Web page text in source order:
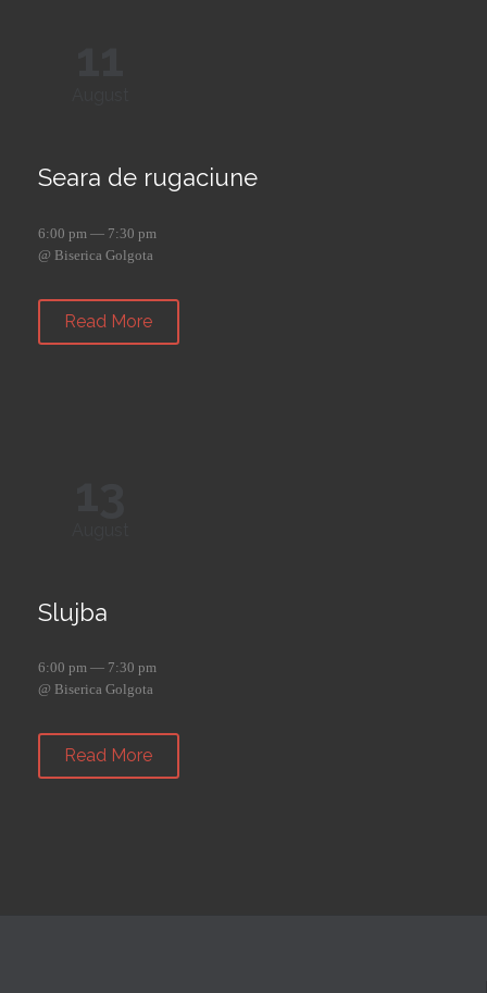
Seara de rugaciune
6:00 pm — 7:30 pm
@ Biserica Golgota
Read More
Slujba
6:00 pm — 7:30 pm
@ Biserica Golgota
Read More